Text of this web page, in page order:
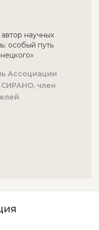
научных
особый путь
Ассоциации
СИРАНО, член